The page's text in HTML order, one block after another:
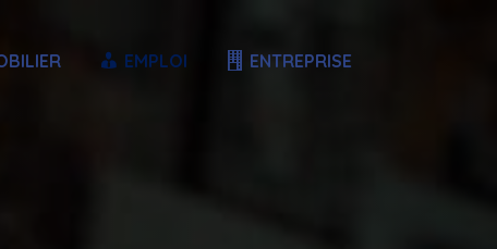
EMPLOI ENTREPRISE